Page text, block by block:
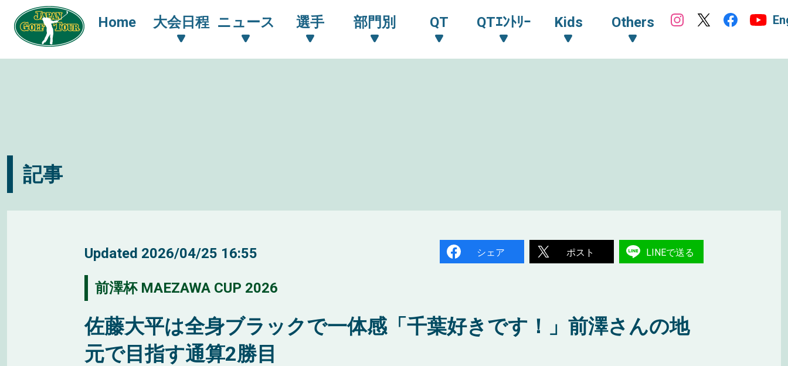
Home 大会日程 ニュース 選手 部門別 QT QTｴﾝﾄﾘｰ Kids Others
記事
Updated 2026/04/25 16:55 シェア ポスト LINEで送る
前澤杯 MAEZAWA CUP 2026
佐藤大平は全身ブラックで一体感「千葉好きです！」前澤さんの地
元で目指す通算2勝目